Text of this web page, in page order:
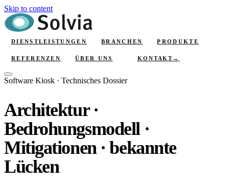
Skip to content
DIENSTLEISTUNGEN BRANCHEN PRODUKTE
REFERENZEN ÜBER UNS KONTAKT →
Software Kiosk · Technisches Dossier
Architektur ·
Bedrohungsmodell ·
Mitigationen · bekannte
Lücken